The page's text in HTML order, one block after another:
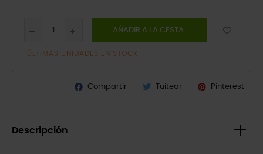
AÑADIR A LA CESTA
ÚLTIMAS UNIDADES EN STOCK
Compartir Tuitear Pinterest
Descripción